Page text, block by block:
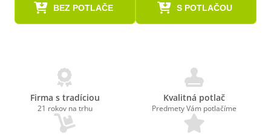
BEZ POTLAČE S POTLAČOU
Firma s tradíciou
21 rokov na trhu
Kvalitná potlač
Predmety Vám potlačíme